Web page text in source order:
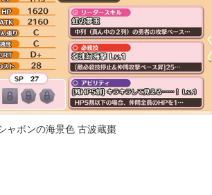
ャボンの海景色 古波蔵棗